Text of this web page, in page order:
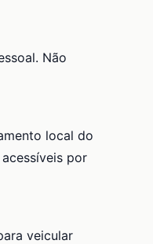
Não
local do
por
veicular